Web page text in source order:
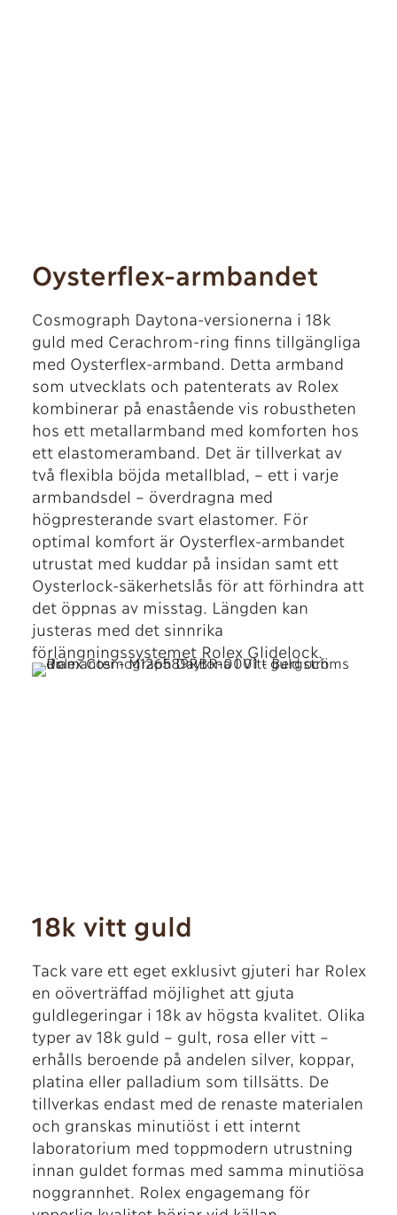
Oysterflex-armbandet
Cosmograph Daytona-versionerna i 18k
guld med Cerachrom-ring finns tillgängliga
med Oysterflex-armband. Detta armband
som utvecklats och patenterats av Rolex
kombinerar på enastående vis robustheten
hos ett metallarmband med komforten hos
ett elastomeramband. Det är tillverkat av
två flexibla böjda metallblad, – ett i varje
armbandsdel – överdragna med
högpresterande svart elastomer. För
optimal komfort är Oysterflex-armbandet
utrustat med kuddar på insidan samt ett
Oysterlock-säkerhetslås för att förhindra att
det öppnas av misstag. Längden kan
justeras med det sinnrika
förlängningssystemet Rolex Glidelock.
18k vitt guld
Tack vare ett eget exklusivt gjuteri har Rolex
en oöverträffad möjlighet att gjuta
guldlegeringar i 18k av högsta kvalitet. Olika
typer av 18k guld – gult, rosa eller vitt –
erhålls beroende på andelen silver, koppar,
platina eller palladium som tillsätts. De
tillverkas endast med de renaste materialen
och granskas minutiöst i ett internt
laboratorium med toppmodern utrustning
innan guldet formas med samma minutiösa
noggrannhet. Rolex engagemang för